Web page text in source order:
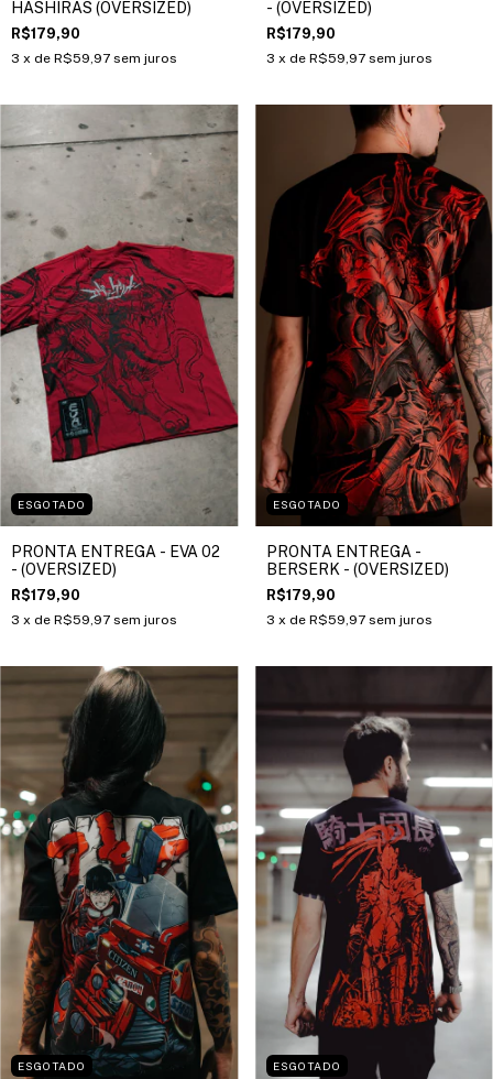
HASHIRAS (OVERSIZED)
R$179,90
3 x de R$59,97 sem juros
- (OVERSIZED)
R$179,90
3 x de R$59,97 sem juros
ESGOTADO
PRONTA ENTREGA - EVA 02
- (OVERSIZED)
R$179,90
3 x de R$59,97 sem juros
ESGOTADO
PRONTA ENTREGA -
BERSERK - (OVERSIZED)
R$179,90
3 x de R$59,97 sem juros
ESGOTADO ESGOTADO